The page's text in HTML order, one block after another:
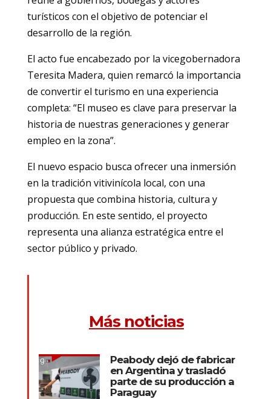
turísticos con el objetivo de potenciar el
desarrollo de la región.
El acto fue encabezado por la vicegobernadora
Teresita Madera, quien remarcó la importancia
de convertir el turismo en una experiencia
completa: “El museo es clave para preservar la
historia de nuestras generaciones y generar
empleo en la zona”.
El nuevo espacio busca ofrecer una inmersión
en la tradición vitivinícola local, con una
propuesta que combina historia, cultura y
producción. En este sentido, el proyecto
representa una alianza estratégica entre el
sector público y privado.
Más noticias
Peabody dejó de fabricar
en Argentina y trasladó
parte de su producción a
Paraguay